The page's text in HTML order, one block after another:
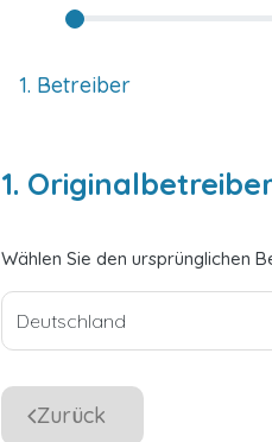
1. Betreiber
1.
Wählen Sie den ursprünglichen
Zurück